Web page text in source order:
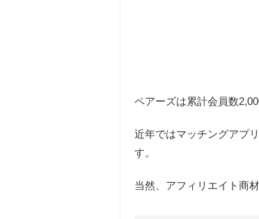
ペアーズは累計会員数
近年ではマッチングアプ
す。
当然、アフィリエイト商